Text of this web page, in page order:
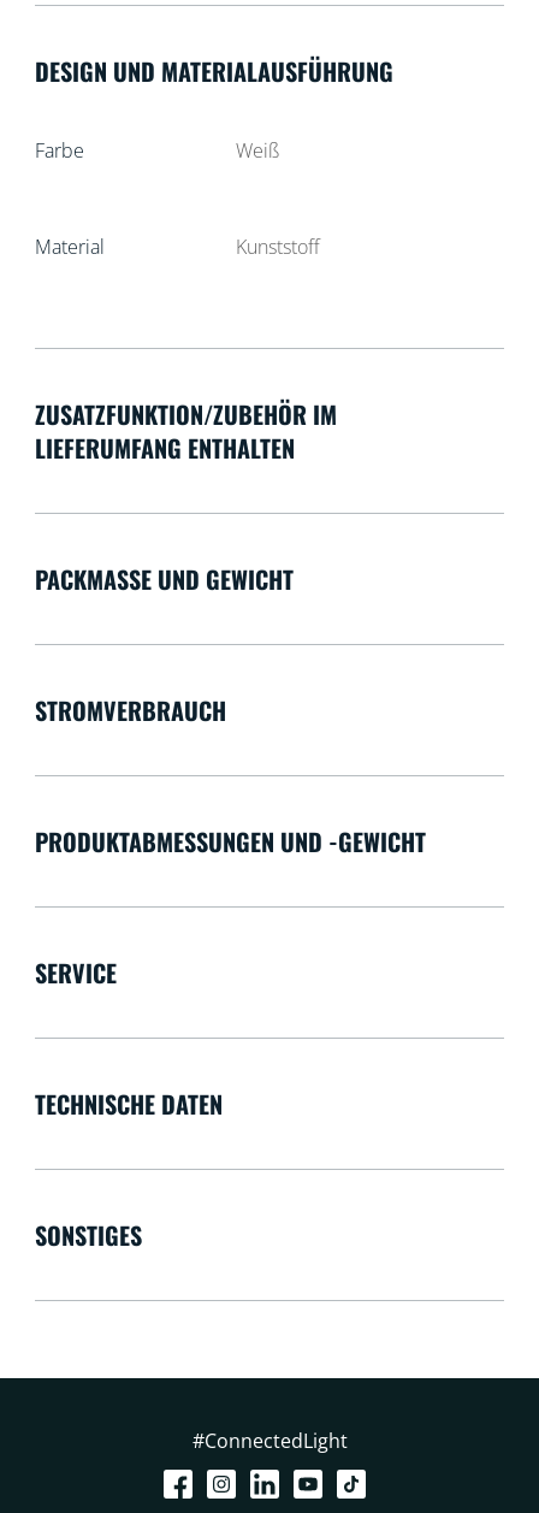
DESIGN UND MATERIALAUSFÜHRUNG
Farbe Weiß
Material Kunststoff
ZUSATZFUNKTION/ZUBEHÖR IM
LIEFERUMFANG ENTHALTEN
PACKMASSE UND GEWICHT
STROMVERBRAUCH
PRODUKTABMESSUNGEN UND -GEWICHT
SERVICE
TECHNISCHE DATEN
SONSTIGES
#ConnectedLight